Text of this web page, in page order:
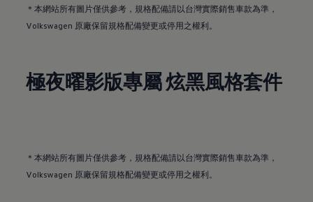
＊本網站所有圖片僅供參考，規格配備請以台灣實際銷售車款為準 ，
Volkswagen 原廠保留規格配備變更或停用之權利。
極夜曜影版專屬 炫黑風格套件
＊本網站所有圖片僅供參考，規格配備請以台灣實際銷售車款為準 ，
Volkswagen 原廠保留規格配備變更或停用之權利。